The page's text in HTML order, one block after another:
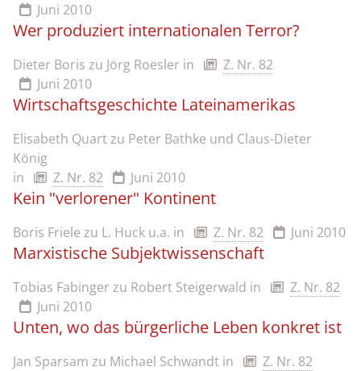
Juni 2010
Wer produziert internationalen Terror?
Dieter Boris zu Jörg Roesler in
Z. Nr. 82
Juni 2010
Wirtschaftsgeschichte Lateinamerikas
Elisabeth Quart zu Peter Bathke und Claus-Dieter
König
in
Z. Nr. 82 Juni 2010
Kein "verlorener" Kontinent
Boris Friele zu L. Huck u.a. in Z. Nr. 82 Juni 2010
Marxistische Subjektwissenschaft
Tobias Fabinger zu Robert Steigerwald in
Z. Nr. 82
Juni 2010
Unten, wo das bürgerliche Leben konkret ist
Jan Sparsam zu Michael Schwandt in
Z. Nr. 82